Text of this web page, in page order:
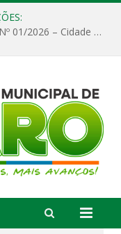
EDITAL DE CHAMAMENTO PÚBLICO Nº 01/2026 – Cidade de Faro